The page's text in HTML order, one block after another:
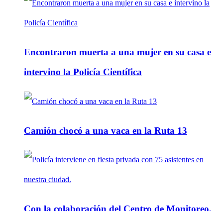
Encontraron muerta a una mujer en su casa e
intervino la Policía Científica
Camión chocó a una vaca en la Ruta 13
Con la colaboración del Centro de Monitoreo,